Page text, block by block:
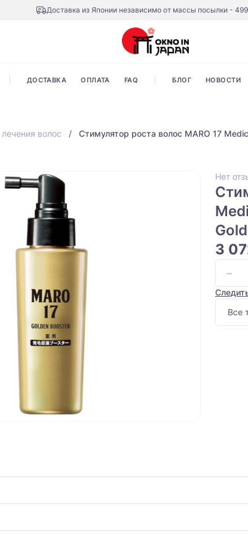
Доставка из Японии независимо от массы посылки -
ДОСТАВКА ОПЛАТА FAQ БЛОГ НОВОСТИ
волос Стимулятор роста волос MARO 17
Нет
3
−
Все